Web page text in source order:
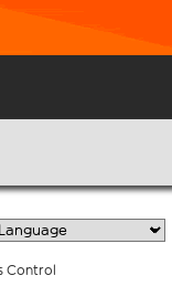
Control